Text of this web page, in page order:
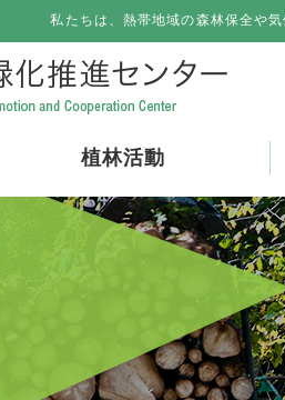
私たちは、熱帯地域の森林保全や
植林活動